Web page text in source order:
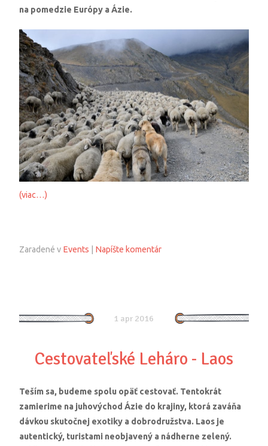
na pomedzie Európy a Ázie.
(viac…)
Zaradené v Events Napíšte komentár
1 apr 2016
Cestovateľské Leháro - Laos
Teším sa, budeme spolu opäť cestovať. Tentokrát
zamierime na juhovýchod Ázie do krajiny, ktorá zaváňa
dávkou skutočnej exotiky a dobrodružstva. Laos je
autentický, turistami neobjavený a nádherne zelený.